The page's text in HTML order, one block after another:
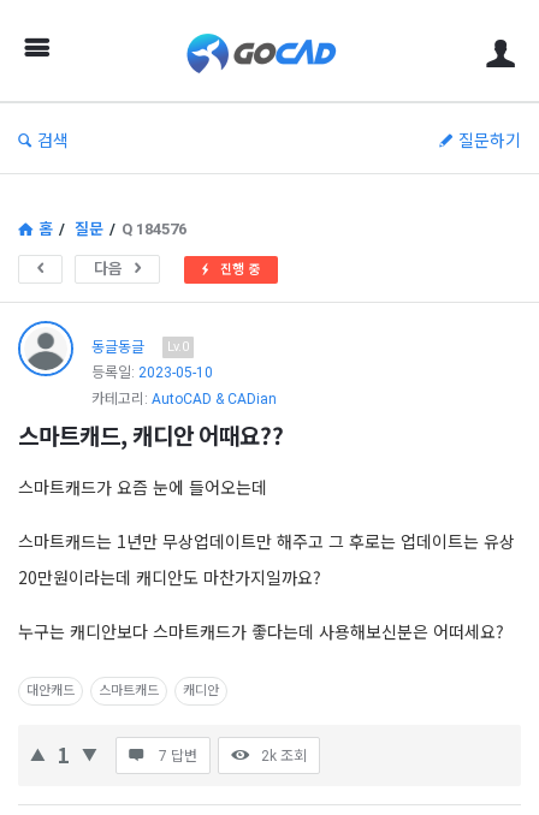
캐
(CAD)
정
보
의
중
심
검색 질문하기
홈 / 질문 / Q 184576
다음 진행 중
동글동글 Lv.0
등록일: 2023-05-10
카테고리: AutoCAD & CADian
스마트캐드, 캐디안 어때요??
스마트캐드가 요즘 눈에 들어오는데
스마트캐드는 1년만 무상업데이트만 해주고 그 후로는 업데이트는 유상
20만원이라는데 캐디안도 마찬가지일까요?
누구는 캐디안보다 스마트캐드가 좋다는데 사용해보신분은 어떠세요?
대안캐드 스마트캐드 캐디안
1 7 답변 2k 조회